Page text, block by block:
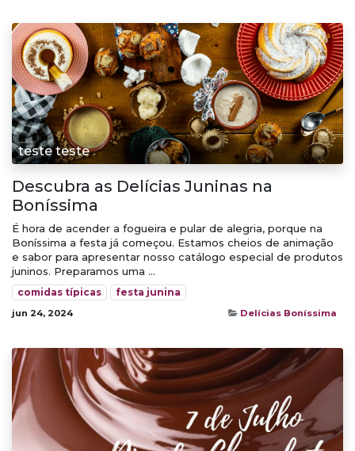
teste teste
Descubra as Delícias Juninas na
Boníssima
É hora de acender a fogueira e pular de alegria, porque na
Boníssima a festa já começou. Estamos cheios de animação
e sabor para apresentar nosso catálogo especial de produtos
juninos. Preparamos uma ...
comidas típicas festa junina
jun 24, 2024 Delícias Boníssima